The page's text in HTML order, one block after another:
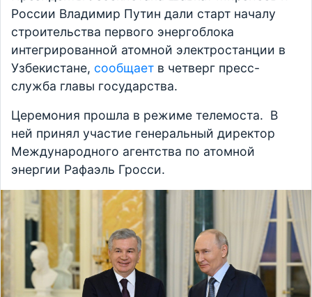
России Владимир Путин дали старт началу
строительства первого энергоблока
интегрированной атомной электростанции в
Узбекистане, сообщает в четверг пресс-
служба главы государства.
Церемония прошла в режиме телемоста. В
ней принял участие генеральный директор
Международного агентства по атомной
энергии Рафаэль Гросси.